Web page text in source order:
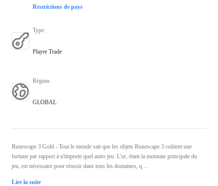
Restrictions de pays
Type:
Player Trade
Région:
GLOBAL
Runescape 3 Gold - Tout le monde sait que les objets Runescape 3 coûtent une
fortune par rapport à n'importe quel autre jeu. L'or, étant la monnaie principale du
jeu, est nécessaire pour réussir dans tous les domaines, q ...
Lire la suite